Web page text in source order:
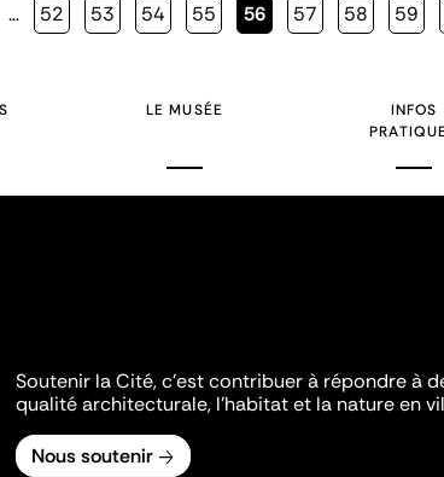
… Page
52 Page
53 Page
54 Page
55
Page
56 Page
57 Page
58 Page
59
LE MUSÉE
INFOS
Soutenir la Cité, c'est contribuer à répondre à
qualité architecturale, l'habitat et la nature en
Nous soutenir